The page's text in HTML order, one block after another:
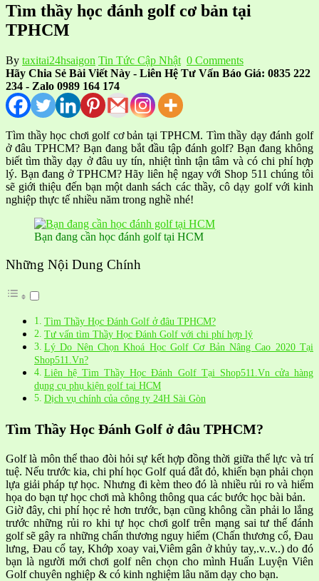
Tìm thầy học đánh golf cơ bản tại
TPHCM
By taxitai24hsaigon Tin Tức Cập Nhật 0 Comments
Hãy Chia Sẻ Bài Viết Này - Liên Hệ Tư Vấn Báo Giá: 0835 222
234 - Zalo 0989 164 174
Tìm thầy học chơi golf cơ bản tại TPHCM. Tìm thầy dạy đánh golf
ở đâu TPHCM? Bạn đang bắt đầu tập đánh golf? Bạn đang không
biết tìm thầy dạy ở đâu uy tín, nhiệt tình tận tâm và có chi phí hợp
lý. Bạn đang ở TPHCM? Hãy liên hệ ngay với Shop 511 chúng tôi
sẽ giới thiệu đến bạn một danh sách các thầy, cô dạy golf với kinh
nghiệp thực tế nhiều năm trong nghề nhé!
Bạn đang cần học đánh golf tại HCM
Những Nội Dung Chính
Tìm Thầy Học Đánh Golf ở đâu TPHCM?
Tư vấn tìm Thầy Học Đánh Golf với chi phí hợp lý
Lý Do Nên Chọn Khoá Học Golf Cơ Bản Nâng Cao 2020 Tại
Shop511.Vn?
Liên hệ Tìm Thầy Học Đánh Golf Tại Shop511.Vn cửa hàng
dụng cụ phụ kiện golf tại HCM
Dịch vụ chính của công ty 24H Sài Gòn
Tìm Thầy Học Đánh Golf ở đâu TPHCM?
Golf là môn thể thao đòi hỏi sự kết hợp đồng thời giữa thể lực và trí
tuệ. Nếu trước kia, chi phí học Golf quá đắt đỏ, khiến bạn phải chọn
lựa giải pháp tự học. Nhưng đi kèm theo đó là nhiều rủi ro và hiểm
họa do bạn tự học chơi mà không thông qua các bước học bài bản.
Giờ đây, chi phí học rẻ hơn trước, bạn cũng không cần phải lo lắng
trước những rủi ro khi tự học chơi golf trên mạng sai tư thế đánh
golf sẽ gây ra những chấn thương nguy hiểm (Chấn thương cổ, Đau
lưng, Đau cổ tay, Khớp xoay vai,Viêm gân ở khủy tay,.v..v..) do đó
bạn là người mới chơi golf nên chọn cho mình Huấn Luyện Viên
Golf chuyên nghiệp & có kinh nghiệm lâu năm dạy cho bạn.